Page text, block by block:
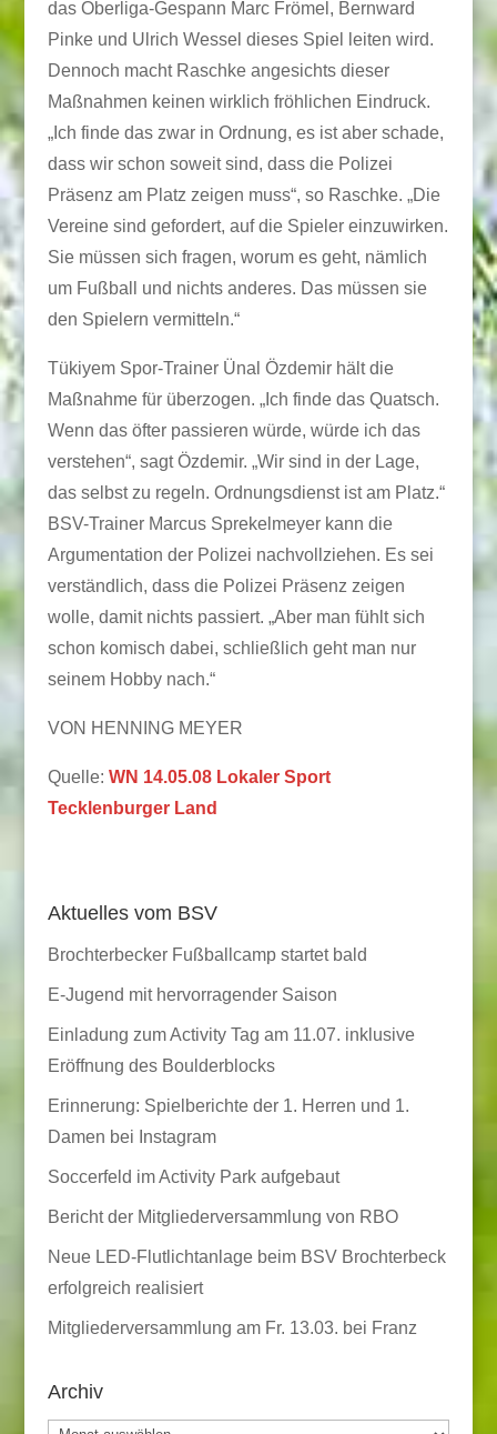
das Oberliga-Gespann Marc Frömel, Bernward
Pinke und Ulrich Wessel dieses Spiel leiten wird.
Dennoch macht Raschke angesichts dieser
Maßnahmen keinen wirklich fröhlichen Eindruck.
„Ich finde das zwar in Ordnung, es ist aber schade,
dass wir schon soweit sind, dass die Polizei
Präsenz am Platz zeigen muss“, so Raschke. „Die
Vereine sind gefordert, auf die Spieler einzuwirken.
Sie müssen sich fragen, worum es geht, nämlich
um Fußball und nichts anderes. Das müssen sie
den Spielern vermitteln.“
Tükiyem Spor-Trainer Ünal Özdemir hält die
Maßnahme für überzogen. „Ich finde das Quatsch.
Wenn das öfter passieren würde, würde ich das
verstehen“, sagt Özdemir. „Wir sind in der Lage,
das selbst zu regeln. Ordnungsdienst ist am Platz.“
BSV-Trainer Marcus Sprekelmeyer kann die
Argumentation der Polizei nachvollziehen. Es sei
verständlich, dass die Polizei Präsenz zeigen
wolle, damit nichts passiert. „Aber man fühlt sich
schon komisch dabei, schließlich geht man nur
seinem Hobby nach.“
VON HENNING MEYER
Quelle: WN 14.05.08 Lokaler Sport
Tecklenburger Land
Aktuelles vom BSV
Brochterbecker Fußballcamp startet bald
E-Jugend mit hervorragender Saison
Einladung zum Activity Tag am 11.07. inklusive
Eröffnung des Boulderblocks
Erinnerung: Spielberichte der 1. Herren und 1.
Damen bei Instagram
Soccerfeld im Activity Park aufgebaut
Bericht der Mitgliederversammlung von RBO
Neue LED-Flutlichtanlage beim BSV Brochterbeck
erfolgreich realisiert
Mitgliederversammlung am Fr. 13.03. bei Franz
Archiv